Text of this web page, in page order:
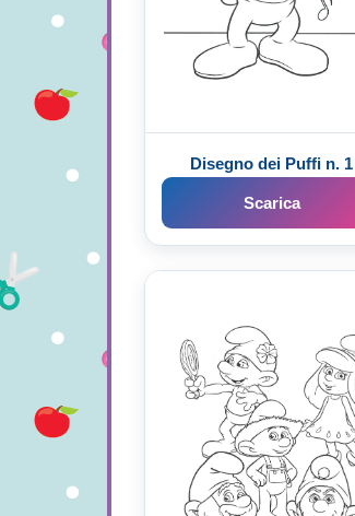
Disegno dei Puffi n. 1
Scarica